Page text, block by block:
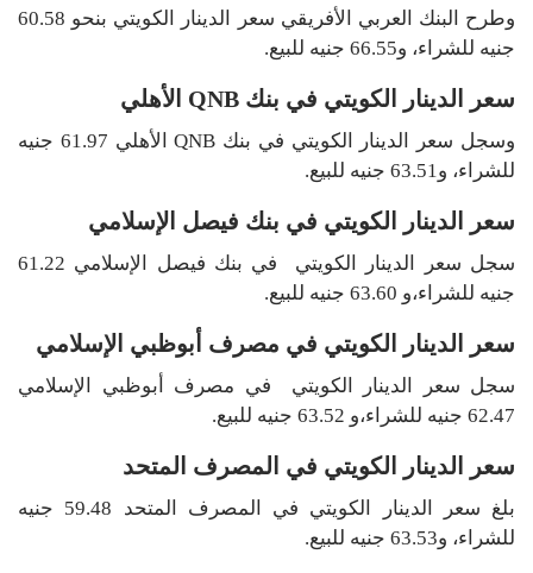
وطرح البنك العربي الأفريقي سعر الدينار الكويتي بنحو 60.58
جنيه للشراء، و66.55 جنيه للبيع.
سعر الدينار الكويتي في بنك QNB الأهلي
وسجل سعر الدينار الكويتي في بنك QNB الأهلي 61.97 جنيه
للشراء، و63.51 جنيه للبيع.
سعر الدينار الكويتي في بنك فيصل الإسلامي
سجل سعر الدينار الكويتي في بنك فيصل الإسلامي 61.22
جنيه للشراء،و 63.60 جنيه للبيع.
سعر الدينار الكويتي في مصرف أبوظبي الإسلامي
سجل سعر الدينار الكويتي في مصرف أبوظبي الإسلامي
62.47 جنيه للشراء،و 63.52 جنيه للبيع.
سعر الدينار الكويتي في المصرف المتحد
بلغ سعر الدينار الكويتي في المصرف المتحد 59.48 جنيه
للشراء، و63.53 جنيه للبيع.